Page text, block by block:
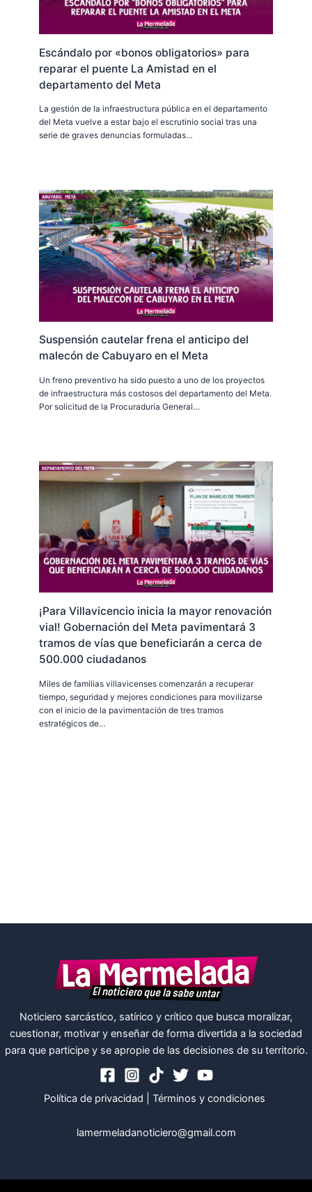
Escándalo por «bonos obligatorios» para
reparar el puente La Amistad en el
departamento del Meta
La gestión de la infraestructura pública en el departamento
del Meta vuelve a estar bajo el escrutinio social tras una
serie de graves denuncias formuladas…
Suspensión cautelar frena el anticipo del
malecón de Cabuyaro en el Meta
Un freno preventivo ha sido puesto a uno de los proyectos
de infraestructura más costosos del departamento del Meta.
Por solicitud de la Procuraduría General…
¡Para Villavicencio inicia la mayor renovación
vial! Gobernación del Meta pavimentará 3
tramos de vías que beneficiarán a cerca de
500.000 ciudadanos
Miles de familias villavicenses comenzarán a recuperar
tiempo, seguridad y mejores condiciones para movilizarse
con el inicio de la pavimentación de tres tramos
estratégicos de…
Noticiero sarcástico, satírico y crítico que busca moralizar,
cuestionar, motivar y enseñar de forma divertida a la sociedad
para que participe y se apropie de las decisiones de su territorio.
Política de privacidad Términos y condiciones
lamermeladanoticiero@gmail.com